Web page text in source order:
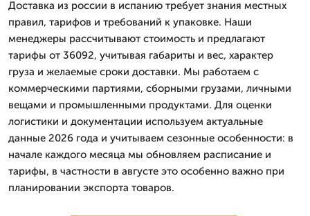
Доставка из россии в испанию требует знания местных
правил, тарифов и требований к упаковке. Наши
менеджеры рассчитывают стоимость и предлагают
тарифы от 36092, учитывая габариты и вес, характер
груза и желаемые сроки доставки. Мы работаем с
коммерческими партиями, сборными грузами, личными
вещами и промышленными продуктами. Для оценки
логистики и документации используем актуальные
данные 2026 года и учитываем сезонные особенности: в
начале каждого месяца мы обновляем расписание и
тарифы, в частности в августе это особенно важно при
планировании экспорта товаров.